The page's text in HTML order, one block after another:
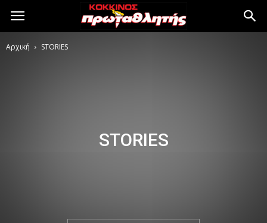
Αρχική STORIES
STORIES